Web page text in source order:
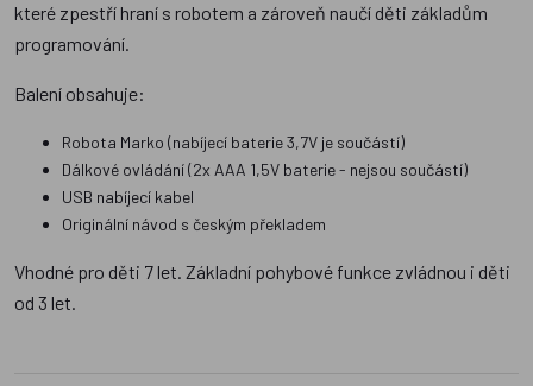
které zpestří hraní s robotem a zároveň naučí děti základům
programování.
Balení obsahuje:
Robota Marko (nabíjecí baterie 3,7V je součástí)
Dálkové ovládání (2x AAA 1,5V baterie - nejsou součástí)
USB nabíjecí kabel
Originální návod s českým překladem
Vhodné pro děti 7 let. Základní pohybové funkce zvládnou i děti
od 3 let.